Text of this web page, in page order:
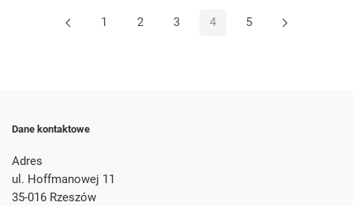
1 2 3 4 5
Dane kontaktowe
Adres
ul. Hoffmanowej 11
35-016 Rzeszów